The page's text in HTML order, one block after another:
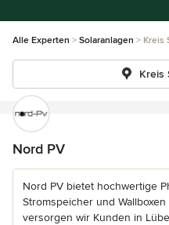
Alle Experten Solaranlagen Kreis
Kreis
Nord PV
Nord PV bietet hochwertige
Stromspeicher und
versorgen wir Kunden in